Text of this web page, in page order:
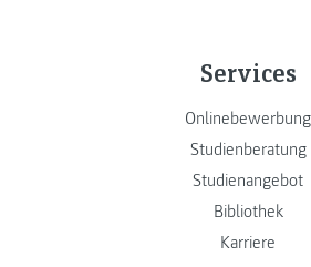
Services
Onlinebewerbung
Studienberatung
Studienangebot
Bibliothek
Karriere